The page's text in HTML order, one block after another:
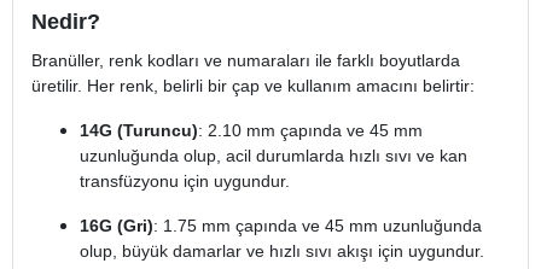
Nedir?
Branüller, renk kodları ve numaraları ile farklı boyutlarda
üretilir. Her renk, belirli bir çap ve kullanım amacını belirtir:
14G (Turuncu): 2.10 mm çapında ve 45 mm
uzunluğunda olup, acil durumlarda hızlı sıvı ve kan
transfüzyonu için uygundur.
16G (Gri): 1.75 mm çapında ve 45 mm uzunluğunda
olup, büyük damarlar ve hızlı sıvı akışı için uygundur.